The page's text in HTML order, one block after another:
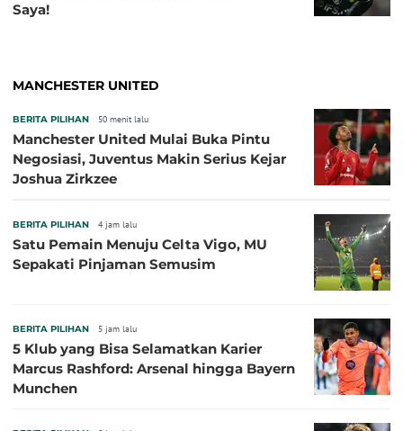
Saya!
MANCHESTER UNITED
BERITA PILIHAN 50 menit lalu
Manchester United Mulai Buka Pintu
Negosiasi, Juventus Makin Serius Kejar
Joshua Zirkzee
BERITA PILIHAN 4 jam lalu
Satu Pemain Menuju Celta Vigo, MU
Sepakati Pinjaman Semusim
BERITA PILIHAN 5 jam lalu
5 Klub yang Bisa Selamatkan Karier
Marcus Rashford: Arsenal hingga Bayern
Munchen